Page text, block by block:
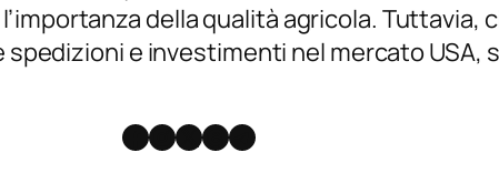
della qualità agricola. Tuttavia,
e investimenti nel mercato USA,
Facebook
Instagram
X Threads
Telegram